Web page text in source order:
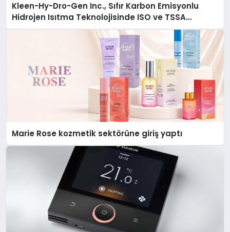
Kleen-Hy-Dro-Gen Inc., Sıfır Karbon Emisyonlu
Hidrojen Isıtma Teknolojisinde ISO ve TSSA
Düzenleyici Onaylarını Aldı
Marie Rose kozmetik sektörüne giriş yaptı